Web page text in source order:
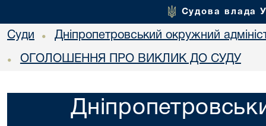
Судова влада
Суди • Дніпропетровський окружний
• ОГОЛОШЕННЯ ПРО ВИКЛИК ДО СУДУ